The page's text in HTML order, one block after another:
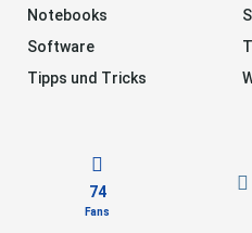
Notebooks
Software
Tipps und Tricks
74
Fans